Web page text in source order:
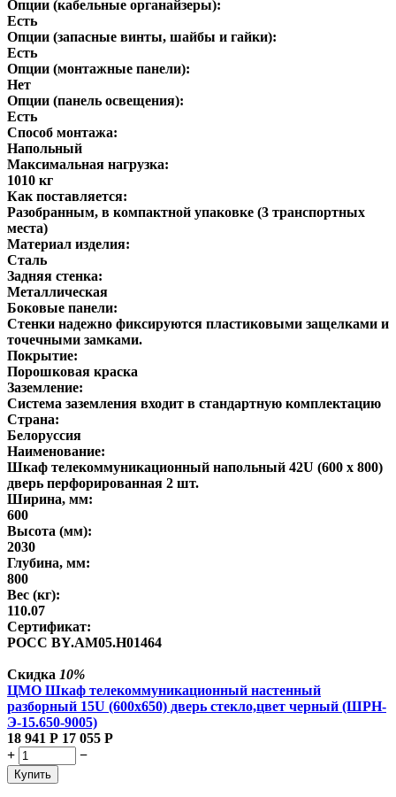
Опции (кабельные органайзеры):
Есть
Опции (запасные винты, шайбы и гайки):
Есть
Опции (монтажные панели):
Нет
Опции (панель освещения):
Есть
Способ монтажа:
Напольный
Максимальная нагрузка:
1010 кг
Как поставляется:
Разобранным, в компактной упаковке (3 транспортных
места)
Материал изделия:
Сталь
Задняя стенка:
Металлическая
Боковые панели:
Стенки надежно фиксируются пластиковыми защелками и
точечными замками.
Покрытие:
Порошковая краска
Заземление:
Система заземления входит в стандартную комплектацию
Страна:
Белоруссия
Наименование:
Шкаф телекоммуникационный напольный 42U (600 х 800)
дверь перфорированная 2 шт.
Ширина, мм:
600
Высота (мм):
2030
Глубина, мм:
800
Вес (кг):
110.07
Сертификат:
POCC BY.AM05.H01464
Скидка 10%
ЦМО Шкаф телекоммуникационный настенный
разборный 15U (600х650) дверь стекло,цвет черный (ШРН-
Э-15.650-9005)
18 941 Р 17 055 Р
+
−
Купить